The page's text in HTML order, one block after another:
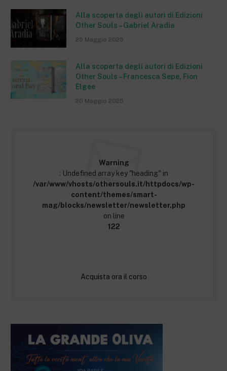
Alla scoperta degli autori di Edizioni
Other Souls – Gabriel Aradia
25 Maggio 2025
Alla scoperta degli autori di Edizioni
Other Souls – Francesca Sepe, Fion
Elgee
20 Maggio 2025
Warning
: Undefined array key "heading" in
/var/www/vhosts/othersouls.it/httpdocs/wp-
content/themes/smart-
mag/blocks/newsletter/newsletter.php
on line
122
Acquista ora il corso